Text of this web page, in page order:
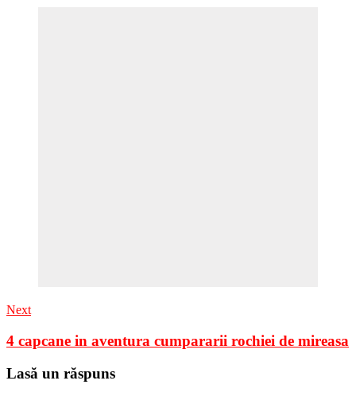
Next
4 capcane in aventura cumpararii rochiei de mireasa
Lasă un răspuns